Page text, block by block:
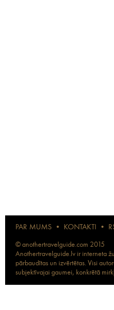
PAR MUMS • KONTAKTI •
© anothertravelguide.com 2015
Anothertravelguide.lv ir interneta
pārbaudītas un izvērtētas. Visi
subjektīvajai gaumei, konkrētā